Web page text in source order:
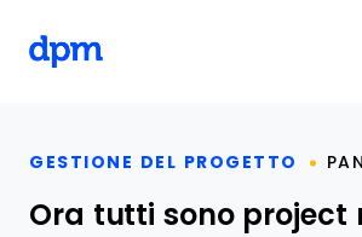
GESTIONE DEL PROGETTO
Ora tutti sono project